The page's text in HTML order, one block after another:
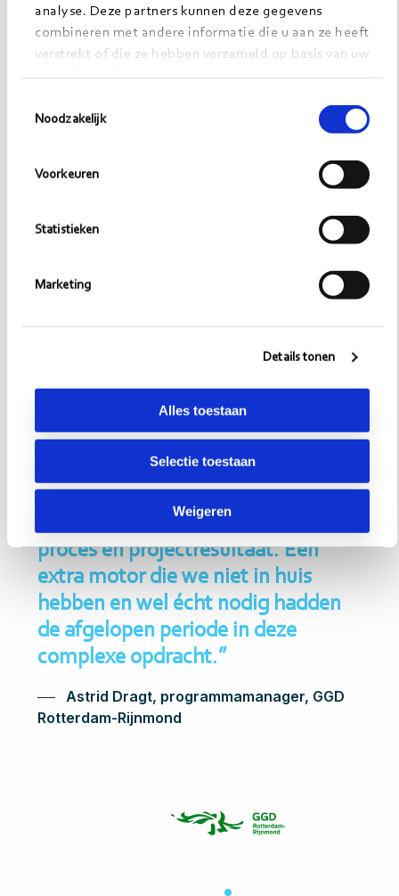
analyse. Deze partners kunnen deze gegevens
combineren met andere informatie die u aan ze heeft
verstrekt of die ze hebben verzameld op basis van uw
gebruik van hun services.
Noodzakelijk
Voorkeuren
Statistieken
Marketing
Details tonen
Alles toestaan
Selectie toestaan
Weigeren
Video
“De frisse denk- en
doorzettingskracht van Morgens’
Iris en Bart hebben gezorgd voor
een effectief en professioneel
proces en projectresultaat. Een
extra motor die we niet in huis
hebben en wel écht nodig hadden
de afgelopen periode in deze
complexe opdracht.’’
Astrid Dragt, programmamanager, GGD
Rotterdam-Rijnmond